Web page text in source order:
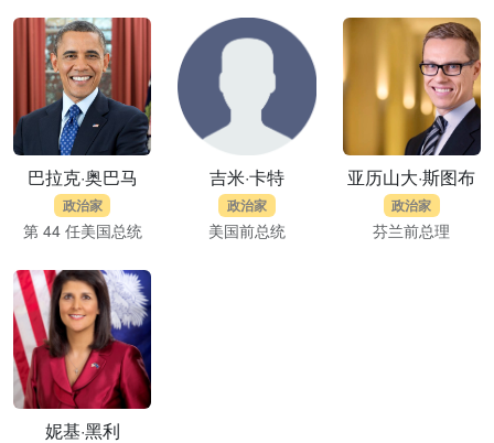
巴拉克·奥巴马
政治家
第 44 任美国总统
吉米·卡特
政治家
美国前总统
亚历山大·斯图布
政治家
芬兰前总理
妮基·黑利